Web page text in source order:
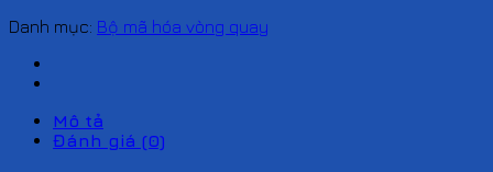
Danh mục: Bộ mã hóa vòng quay
Mô tả
Đánh giá (0)